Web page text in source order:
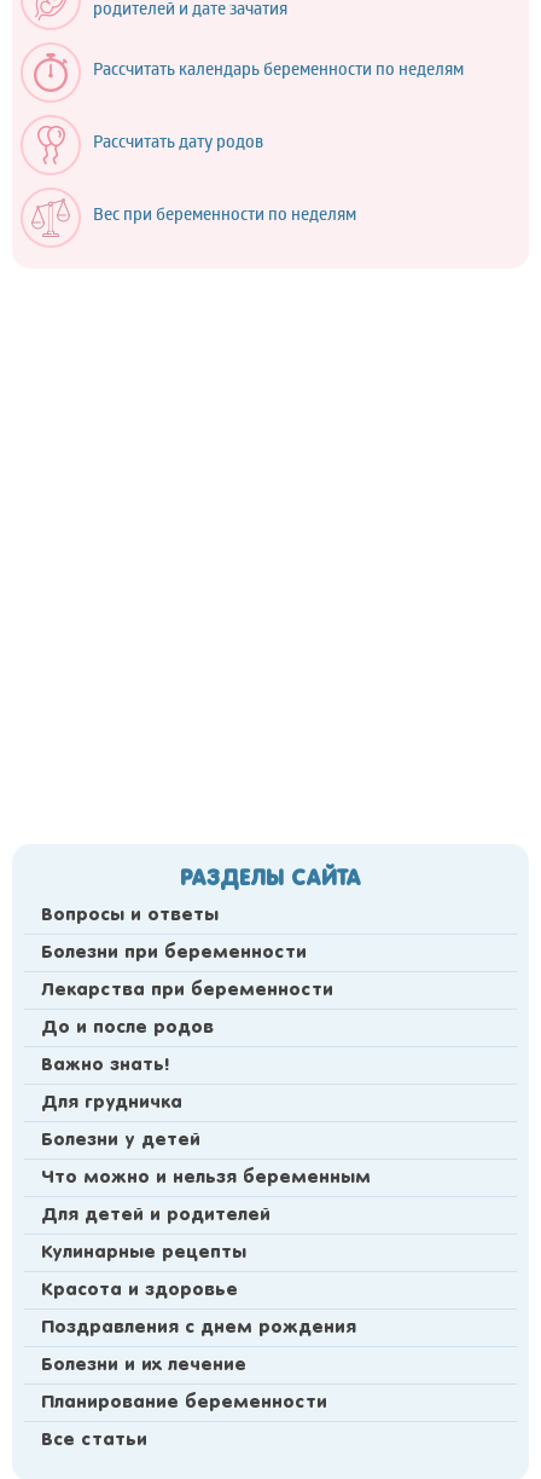
родителей и дате зачатия
Рассчитать календарь беременности по неделям
Рассчитать дату родов
Вес при беременности по неделям
РАЗДЕЛЫ САЙТА
Вопросы и ответы
Болезни при беременности
Лекарства при беременности
До и после родов
Важно знать!
Для грудничка
Болезни у детей
Что можно и нельзя беременным
Для детей и родителей
Кулинарные рецепты
Красота и здоровье
Поздравления с днем рождения
Болезни и их лечение
Планирование беременности
Все статьи